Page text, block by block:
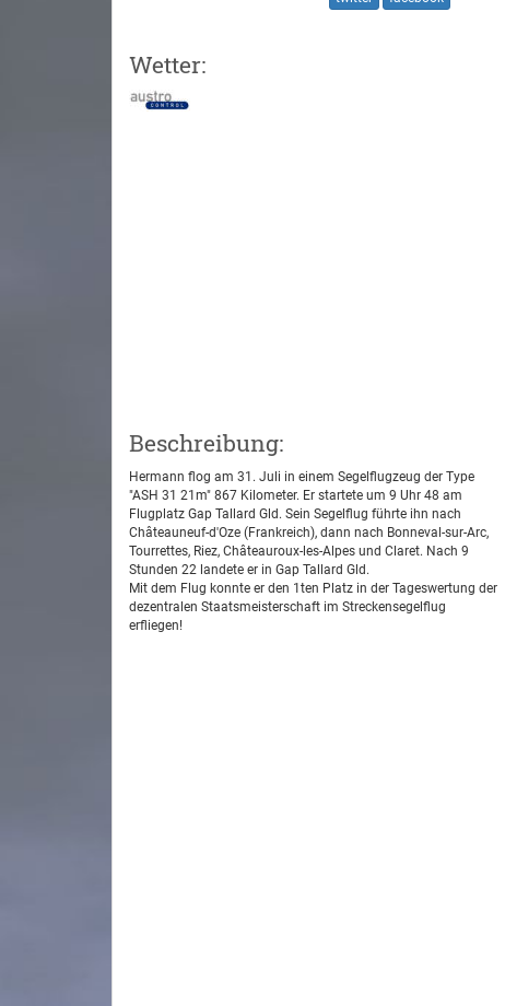
Wetter:
Beschreibung:
Hermann flog am 31. Juli in einem Segelflugzeug der Type
"ASH 31 21m" 867 Kilometer. Er startete um 9 Uhr 48 am
Flugplatz Gap Tallard Gld. Sein Segelflug führte ihn nach
Châteauneuf-d'Oze (Frankreich), dann nach Bonneval-sur-Arc,
Tourrettes, Riez, Châteauroux-les-Alpes und Claret. Nach 9
Stunden 22 landete er in Gap Tallard Gld.
Mit dem Flug konnte er den 1ten Platz in der Tageswertung der
dezentralen Staatsmeisterschaft im Streckensegelflug
erfliegen!